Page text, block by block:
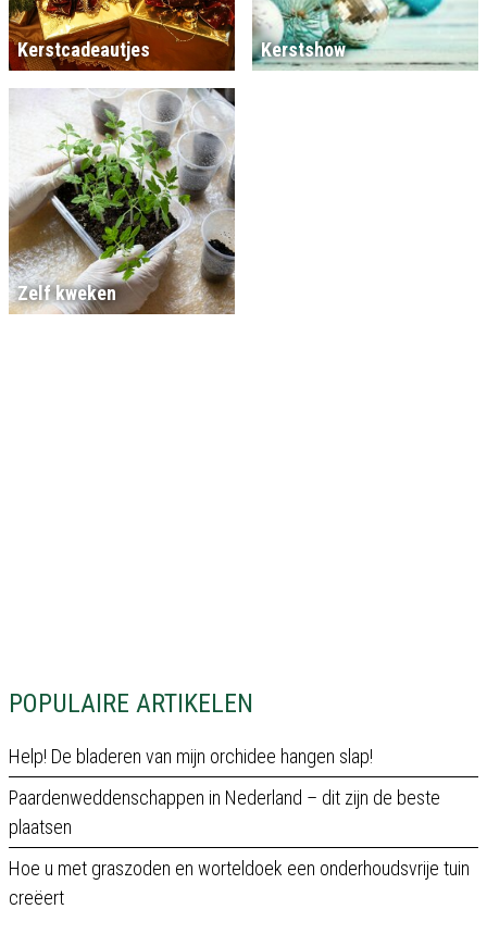
POPULAIRE ARTIKELEN
Help! De bladeren van mijn orchidee hangen slap!
Paardenweddenschappen in Nederland – dit zijn de beste
plaatsen
Hoe u met graszoden en worteldoek een onderhoudsvrije tuin
creëert
Kerstcadeautjes Kerstshow
Zelf kweken